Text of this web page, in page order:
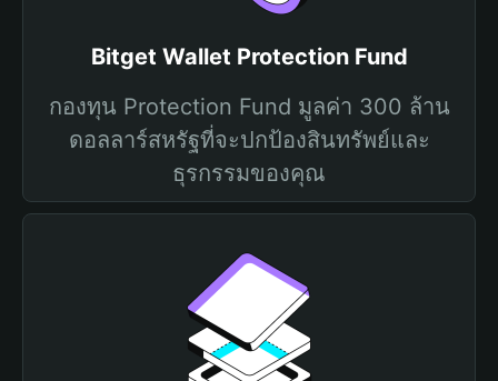
Bitget Wallet Protection Fund
กองทุน Protection Fund มูลค่า 300 ล้าน
ดอลลาร์สหรัฐที่จะปกป้องสินทรัพย์และ
ธุรกรรมของคุณ